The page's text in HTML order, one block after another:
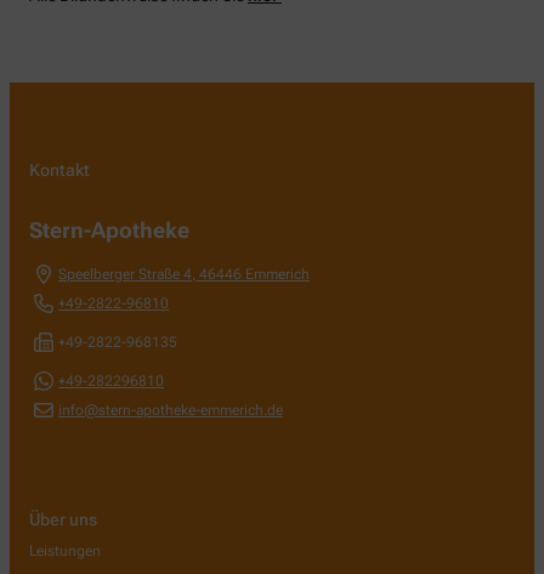
Kontakt
Stern-Apotheke
Speelberger Straße 4 46446 Emmerich
+49-2822-96810
+49-2822-968135
+49-282296810
info@stern-apotheke-emmerich.de
Über uns
Leistungen